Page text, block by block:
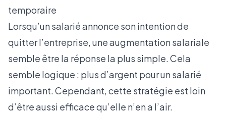
temporaire
Lorsqu’un salarié annonce son intention de
quitter l’entreprise, une augmentation salariale
semble être la réponse la plus simple. Cela
semble logique : plus d’argent pour un salarié
important. Cependant, cette stratégie est loin
d’être aussi efficace qu’elle n’en a l’air.